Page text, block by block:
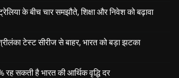
के बीच चार समझौते, शिक्षा और निवेश को बढ़ावा
टेस्ट सीरीज से बाहर, भारत को बड़ा झटका
रह सकती है भारत की आर्थिक वृद्धि दर